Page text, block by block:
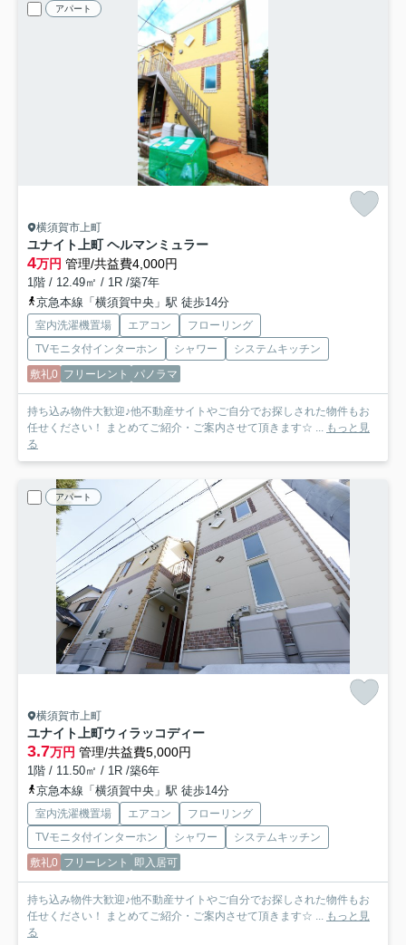
アパート
横須賀市上町
ユナイト上町 ヘルマンミュラー
4万円 管理/共益費4,000円
1階 / 12.49㎡ / 1R /築7年
京急本線「横須賀中央」駅 徒歩14分
室内洗濯機置場 エアコン
フローリング
TVモニタ付インターホン
シャワー
システムキッチン
敷礼0 フリーレント パノラマ
持ち込み物件大歓迎♪他不動産サイトやご自分でお探しされた物件もお
任せください！ まとめてご紹介・ご案内させて頂きます☆ ... もっと見
る
アパート
横須賀市上町
ユナイト上町ウィラッコディー
3.7万円 管理/共益費5,000円
1階 / 11.50㎡ / 1R /築6年
京急本線「横須賀中央」駅 徒歩14分
室内洗濯機置場 エアコン
フローリング
TVモニタ付インターホン
シャワー
システムキッチン
敷礼0 フリーレント 即入居可
持ち込み物件大歓迎♪他不動産サイトやご自分でお探しされた物件もお
任せください！ まとめてご紹介・ご案内させて頂きます☆ ... もっと見
る